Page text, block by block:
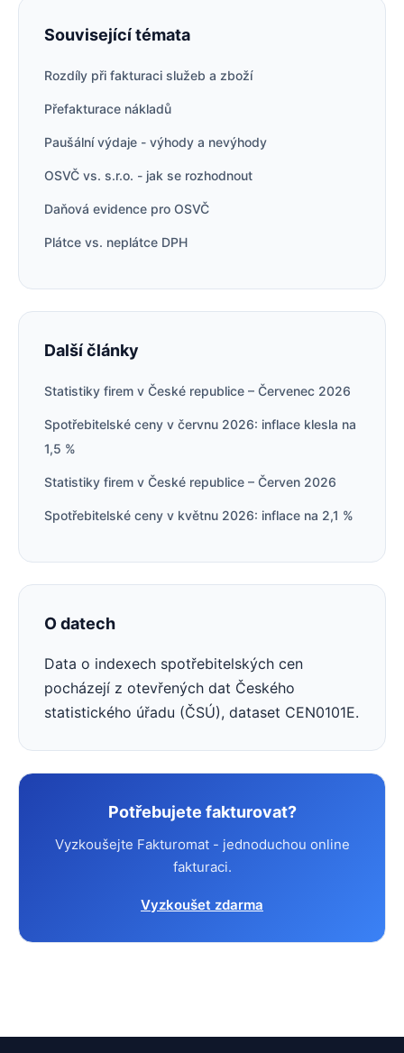
Související témata
Rozdíly při fakturaci služeb a zboží
Přefakturace nákladů
Paušální výdaje - výhody a nevýhody
OSVČ vs. s.r.o. - jak se rozhodnout
Daňová evidence pro OSVČ
Plátce vs. neplátce DPH
Další články
Statistiky firem v České republice – Červenec 2026
Spotřebitelské ceny v červnu 2026: inflace klesla na
1,5 %
Statistiky firem v České republice – Červen 2026
Spotřebitelské ceny v květnu 2026: inflace na 2,1 %
O datech
Data o indexech spotřebitelských cen
pocházejí z otevřených dat Českého
statistického úřadu (ČSÚ), dataset CEN0101E.
Potřebujete fakturovat?
Vyzkoušejte Fakturomat - jednoduchou online
fakturaci.
Vyzkoušet zdarma